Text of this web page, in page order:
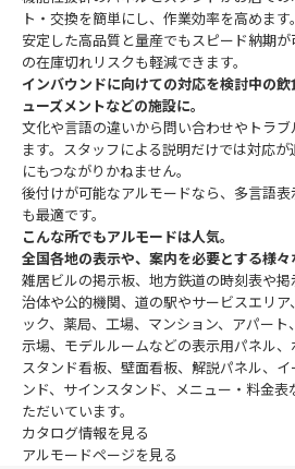
ト・交換を簡単にし、作業効率を高めま
安定した高品質と量産でもスピード納期
の在庫切れリスクも軽減できます。
インバウンドに向けての対応を検討中の
ューズメントなどの施設に。
文化や言語の違いから問い合わせやトラ
ます。スタッフによる説明だけでは対応
にもつながりかねません。
後付けが可能なアルモードなら、多言語
も最適です。
こんな所でもアルモードは人気。
全国各地の表示や、案内を必要とする様々
雑居ビルの掲示板、地方鉄道の時刻表や
治体や公的機関、道の駅やサービスエリ
ック、薬局、工場、マンション、アパー
示場、モデルルームなどの表示用パネル、
スタンド看板、壁面看板、解説パネル、
ンド、サインスタンド、メニュー・料金
ただいています。
カタログ情報を見る
アルモードページを見る